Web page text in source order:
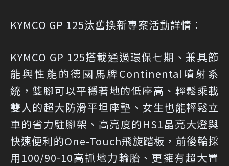
KYMCO GP 125汰舊換新專案活動詳情：
KYMCO GP 125搭載通過環保七期、兼具節
能與性能的德國馬牌Continental噴射系
統，雙腳可以平穩著地的低座高、輕鬆乘載
雙人的超大防滑平坦座墊、女生也能輕鬆立
車的省力駐腳架、高亮度的HS1晶亮大燈與
快速便利的One-Touch飛旋踏板，前後輪採
用100/90-10高抓地力輪胎、更擁有超大置